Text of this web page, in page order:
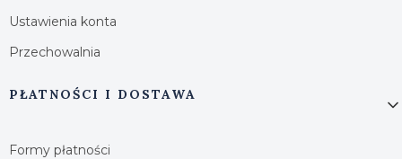
Ustawienia konta
Przechowalnia
PŁATNOŚCI I DOSTAWA
Formy płatności